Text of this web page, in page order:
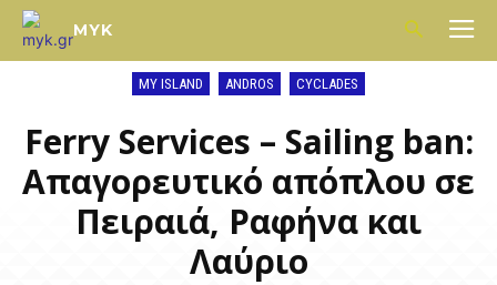
MYK
MY ISLAND ANDROS CYCLADES
Ferry Services – Sailing ban:
Απαγορευτικό απόπλου σε
Πειραιά, Ραφήνα και
Λαύριο